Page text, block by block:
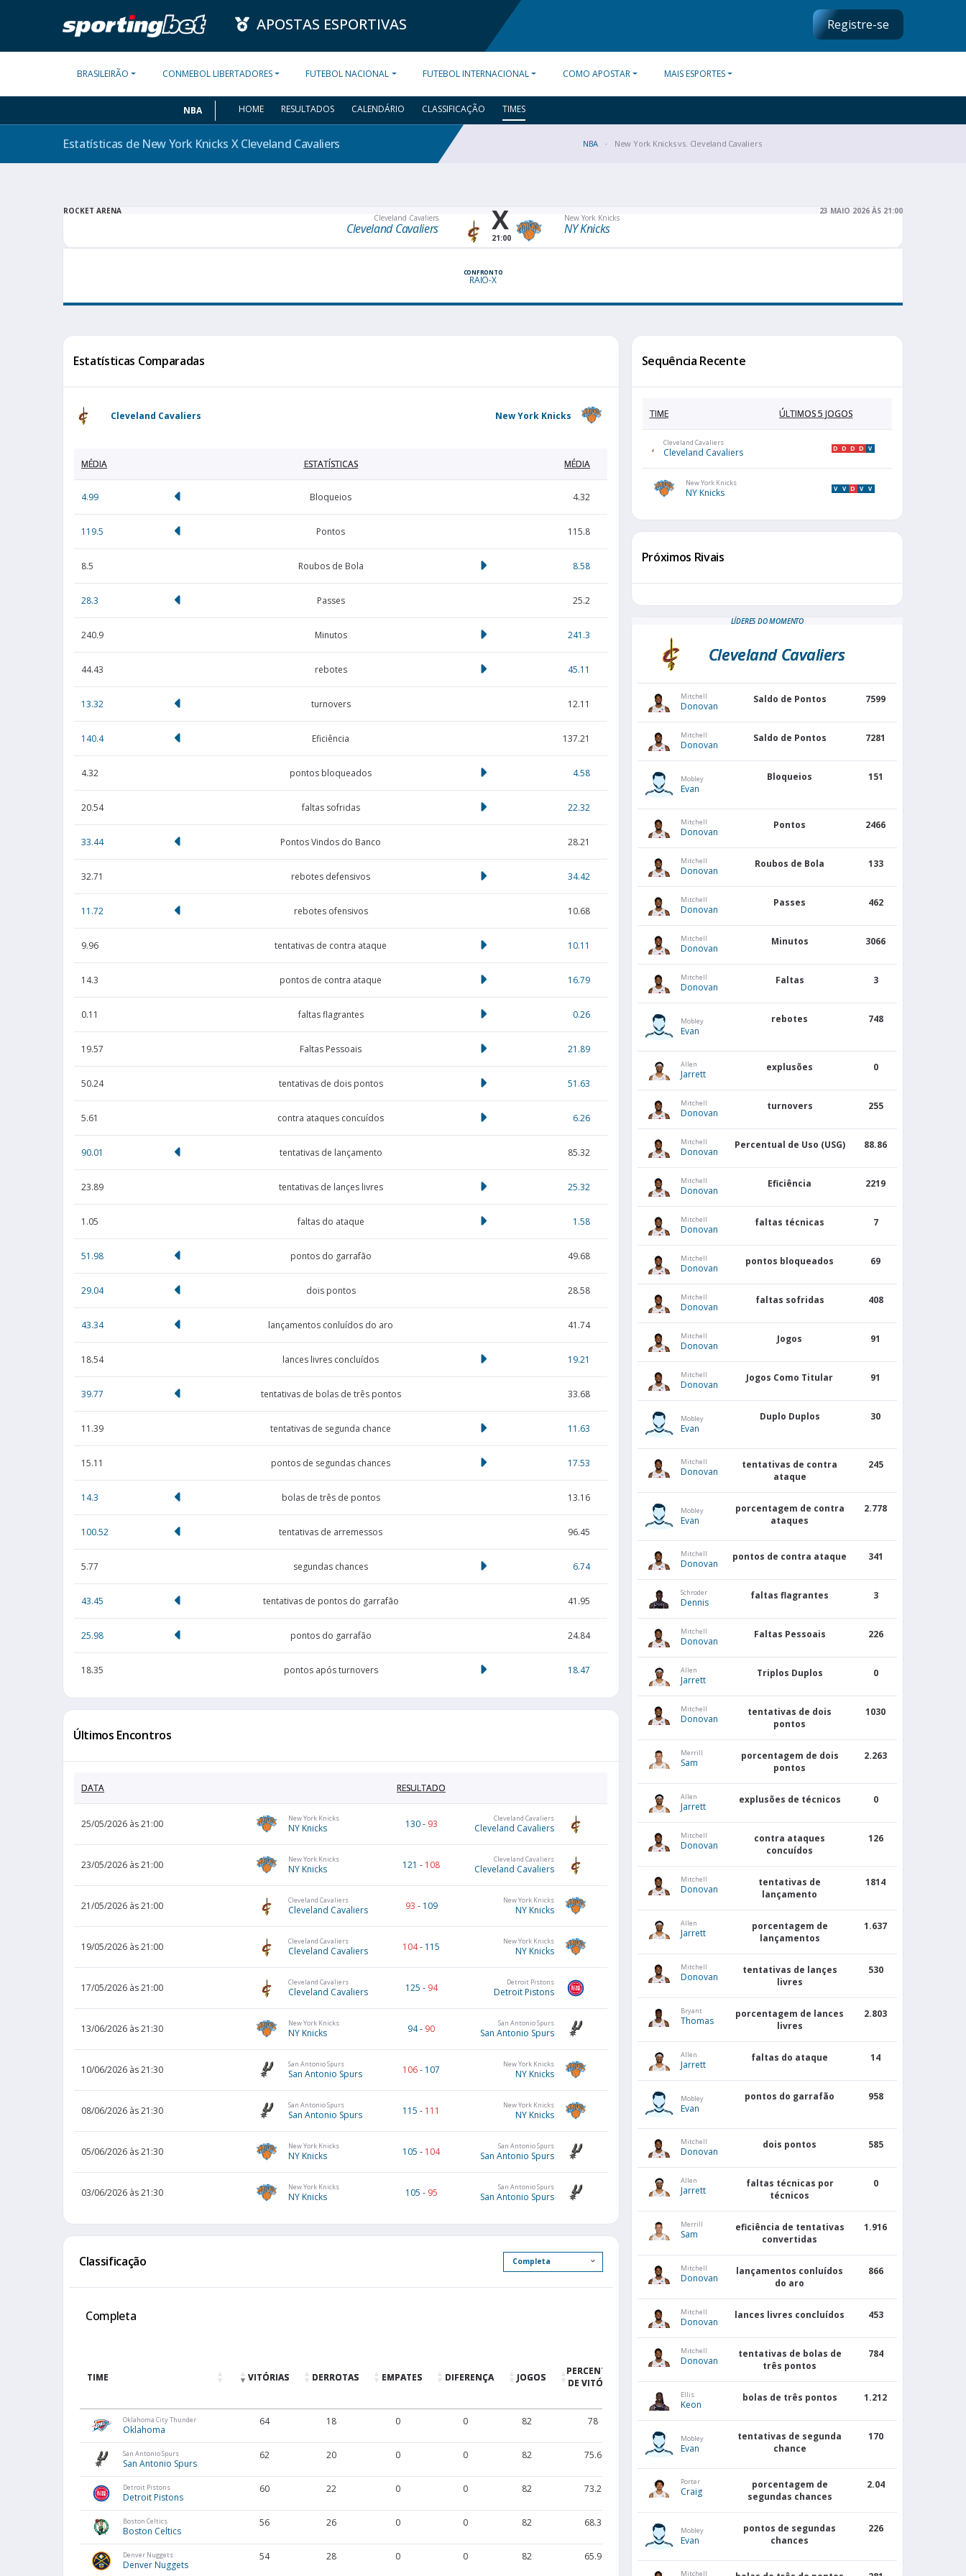
APOSTAS ESPORTIVAS Registre-se
BRASILEIRÃO CONMEBOL LIBERTADORES FUTEBOL NACIONAL FUTEBOL INTERNACIONAL COMO APOSTAR MAIS ESPORTES
NBA HOME RESULTADOS CALENDÁRIO CLASSIFICAÇÃO TIMES
Estatísticas de New York Knicks X Cleveland Cavaliers NBA New York Knicks vs. Cleveland Cavaliers
ROCKET ARENA 23 MAIO 2026 ÀS 21:00
Cleveland Cavaliers
Cleveland Cavaliers
New York Knicks
NY Knicks
X
21:00
CONFRONTO
RAIO-X
Estatísticas Comparadas
Cleveland Cavaliers New York Knicks
MÉDIA ESTATÍSTICAS MÉDIA
4.99 Bloqueios 4.32
119.5 Pontos 115.8
8.5 Roubos de Bola 8.58
28.3 Passes 25.2
240.9 Minutos 241.3
44.43 rebotes 45.11
13.32 turnovers 12.11
140.4 Eficiência 137.21
4.32 pontos bloqueados 4.58
20.54 faltas sofridas 22.32
33.44 Pontos Vindos do Banco 28.21
32.71 rebotes defensivos 34.42
11.72 rebotes ofensivos 10.68
9.96 tentativas de contra ataque 10.11
14.3 pontos de contra ataque 16.79
0.11 faltas flagrantes 0.26
19.57 Faltas Pessoais 21.89
50.24 tentativas de dois pontos 51.63
5.61 contra ataques concuídos 6.26
90.01 tentativas de lançamento 85.32
23.89 tentativas de lançes livres 25.32
1.05 faltas do ataque 1.58
51.98 pontos do garrafão 49.68
29.04 dois pontos 28.58
43.34 lançamentos conluídos do aro 41.74
18.54 lances livres concluídos 19.21
39.77 tentativas de bolas de três pontos 33.68
11.39 tentativas de segunda chance 11.63
15.11 pontos de segundas chances 17.53
14.3 bolas de três de pontos 13.16
100.52 tentativas de arremessos 96.45
5.77 segundas chances 6.74
43.45 tentativas de pontos do garrafão 41.95
25.98 pontos do garrafão 24.84
18.35 pontos após turnovers 18.47
Últimos Encontros
DATA RESULTADO
25/05/2026 às 21:00 New York Knicks
NY Knicks 130- 93 Cleveland Cavaliers
Cleveland Cavaliers
23/05/2026 às 21:00 New York Knicks
NY Knicks 121 - 108 Cleveland Cavaliers
Cleveland Cavaliers
21/05/2026 às 21:00 Cleveland Cavaliers
Cleveland Cavaliers 93 - 109 New York Knicks
NY Knicks
19/05/2026 às 21:00 Cleveland Cavaliers
Cleveland Cavaliers 104- 115 New York Knicks
NY Knicks
17/05/2026 às 21:00 Cleveland Cavaliers
Cleveland Cavaliers 125 - 94 Detroit Pistons
Detroit Pistons
13/06/2026 às 21:30 New York Knicks
NY Knicks 94- 90 San Antonio Spurs
San Antonio Spurs
10/06/2026 às 21:30 San Antonio Spurs
San Antonio Spurs 106- 107 New York Knicks
NY Knicks
08/06/2026 às 21:30 San Antonio Spurs
San Antonio Spurs 115 - 111 New York Knicks
NY Knicks
05/06/2026 às 21:30 New York Knicks
NY Knicks 105 - 104 San Antonio Spurs
San Antonio Spurs
03/06/2026 às 21:30 New York Knicks
NY Knicks 105 - 95 San Antonio Spurs
San Antonio Spurs
Classificação
Completa
TIME VITÓRIAS DERROTAS EMPATES DIFERENÇA JOGOS
PERCENTUAL
DE VITÓRIAS
PONTOS
A FAVOR
CONTRA
JOGOS
ATRÁS
VITÓRIAS
ÚLTIMOS
10 JOGOS
Oklahoma City Thunder
Oklahoma
64 18 0 0 82 78 9760 8846 0 L2 7
San Antonio Spurs
San Antonio Spurs
62 20 0 0 82 75.6 9826 2
Detroit Pistons
Detroit Pistons
60 22 0 0 82 73.2 9657 0 W3
Boston Celtics
Boston Celtics
56 26 0 0 82 68.3 9418 4
Denver Nuggets
Denver Nuggets
54 28 0 0 82 65.9
Sequência Recente
TIME ÚLTIMOS 5 JOGOS
Cleveland Cavaliers
Cleveland Cavaliers D D D D V
New York Knicks
NY Knicks V V D V V
Próximos Rivais
LÍDERES DO MOMENTO
Cleveland Cavaliers
Mitchell
Donovan
Saldo de Pontos 7599
Mitchell
Donovan
Saldo de Pontos 7281
Mobley
Evan
Bloqueios 151
Mitchell
Donovan
Pontos 2466
Mitchell
Donovan
Roubos de Bola 133
Mitchell
Donovan
Passes 462
Mitchell
Donovan
Minutos 3066
Mitchell
Donovan
Faltas 3
Mobley
Evan
rebotes 748
Allen
Jarrett
explusões 0
Mitchell
Donovan
turnovers 255
Mitchell
Donovan
Percentual de Uso (USG) 88.86
Mitchell
Donovan
Eficiência 2219
Mitchell
Donovan
faltas técnicas 7
Mitchell
Donovan
pontos bloqueados 69
Mitchell
Donovan
faltas sofridas 408
Mitchell
Donovan
Jogos 91
Mitchell
Donovan
Jogos Como Titular 91
Mobley
Evan
Duplo Duplos 30
Mitchell
Donovan
tentativas de contra
ataque
245
Mobley
Evan
porcentagem de contra
ataques
2.778
Mitchell
Donovan
pontos de contra ataque 341
Schroder
Dennis
faltas flagrantes 3
Mitchell
Donovan
Faltas Pessoais 226
Allen
Jarrett
Triplos Duplos 0
Mitchell
Donovan
tentativas de dois
pontos
1030
Merrill
Sam
porcentagem de dois
pontos
2.263
Allen
Jarrett
explusões de técnicos 0
Mitchell
Donovan
contra ataques
concuídos
126
Mitchell
Donovan
tentativas de
lançamento
1814
Allen
Jarrett
porcentagem de
lançamentos
1.637
Mitchell
Donovan
tentativas de lançes
livres
530
Bryant
Thomas
porcentagem de lances
livres
2.803
Allen
Jarrett
faltas do ataque 14
Mobley
Evan
pontos do garrafão 958
Mitchell
Donovan
dois pontos 585
Allen
Jarrett
faltas técnicas por
técnicos
0
Merrill
Sam
eficiência de tentativas
convertidas
1.916
Mitchell
Donovan
lançamentos conluídos
do aro
866
Mitchell
Donovan
lances livres concluídos 453
Mitchell
Donovan
tentativas de bolas de
três pontos
784
Ellis
Keon
bolas de três pontos 1.212
Mobley
Evan
tentativas de segunda
chance
170
Porter
Craig
porcentagem de
segundas chances
2.04
Mobley
Evan
pontos de segundas
chances
226
Mitchell